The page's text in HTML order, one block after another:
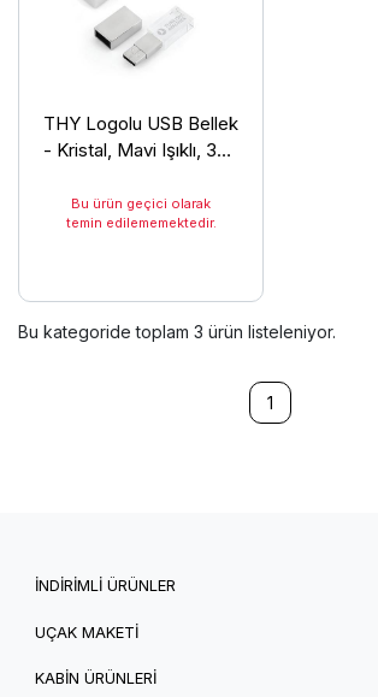
THY Logolu USB Bellek
- Kristal, Mavi Işıklı, 32
Bu ürün geçici olarak
temin edilememektedir.
Bu kategoride toplam 3 ürün listeleniyor.
1
İNDİRİMLİ ÜRÜNLER
UÇAK MAKETİ
KABİN ÜRÜNLERİ